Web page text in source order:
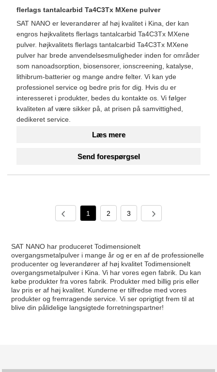
flerlags tantalcarbid Ta4C3Tx MXene pulver
SAT NANO er leverandører af høj kvalitet i Kina, der kan
engros højkvalitets flerlags tantalcarbid Ta4C3Tx MXene
pulver. højkvalitets flerlags tantalcarbid Ta4C3Tx MXene
pulver har brede anvendelsesmuligheder inden for områder
som nanoadsorption, biosensorer, ionscreening, katalyse,
lithibrum-batterier og mange andre felter. Vi kan yde
professionel service og bedre pris for dig. Hvis du er
interesseret i produkter, bedes du kontakte os. Vi følger
kvaliteten af ​​være sikker på, at prisen på samvittighed,
dedikeret service.
Læs mere
Send forespørgsel
1 2 3
SAT NANO har produceret Todimensionelt
overgangsmetalpulver i mange år og er en af ​​de professionelle
producenter og leverandører af høj kvalitet Todimensionelt
overgangsmetalpulver i Kina. Vi har vores egen fabrik. Du kan
købe produkter fra vores fabrik. Produkter med billig pris eller
lav pris er af høj kvalitet. Kunderne er tilfredse med vores
produkter og fremragende service. Vi ser oprigtigt frem til at
blive din pålidelige langsigtede forretningspartner!